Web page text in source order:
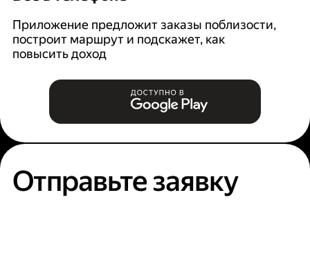
Приложение предложит заказы поблизости,
построит маршрут и подскажет, как
повысить доход
Отправьте заявку